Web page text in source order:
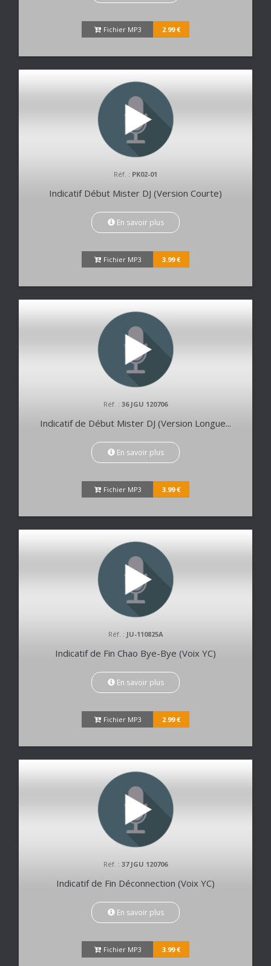
Fichier MP3 2.99 €
Réf. : PK02-01
Indicatif Début Mister DJ (Version Courte)
En savoir plus
Fichier MP3 3.99 €
Réf. : 36 JGU 120706
Indicatif de Début Mister DJ (Version Longue...
En savoir plus
Fichier MP3 3.99 €
Réf. : JU-110825A
Indicatif de Fin Chao Bye-Bye (Voix YC)
En savoir plus
Fichier MP3 2.99 €
Réf. : 37 JGU 120706
Indicatif de Fin Déconnection (Voix YC)
En savoir plus
Fichier MP3 3.99 €